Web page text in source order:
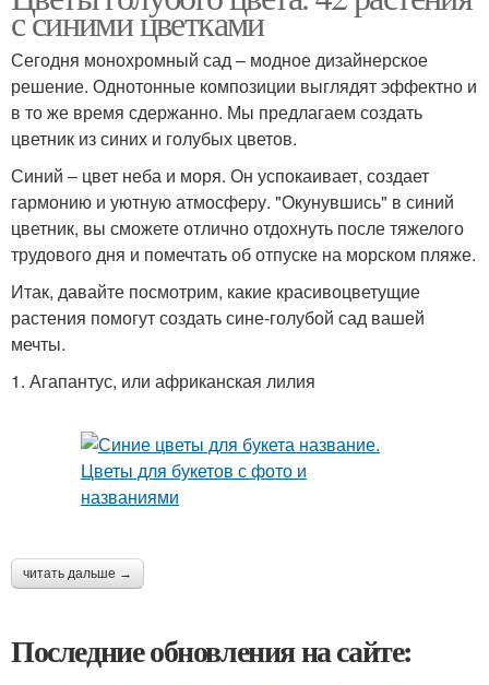
с синими цветками
Сегодня монохромный сад – модное дизайнерское
решение. Однотонные композиции выглядят эффектно и
в то же время сдержанно. Мы предлагаем создать
цветник из синих и голубых цветов.
Синий – цвет неба и моря. Он успокаивает, создает
гармонию и уютную атмосферу. "Окунувшись" в синий
цветник, вы сможете отлично отдохнуть после тяжелого
трудового дня и помечтать об отпуске на морском пляже.
Итак, давайте посмотрим, какие красивоцветущие
растения помогут создать сине-голубой сад вашей
мечты.
1. Агапантус, или африканская лилия
читать дальше →
Последние обновления на сайте: